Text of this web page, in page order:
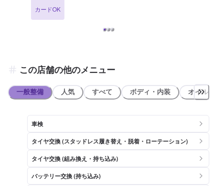
駅方面から国道38号線を白糠町方面に東へ進むと左手に店舗がござい
ます。レストラン 八白様となりにございます。「モダ セルフ」と書
かれた赤い大きな看板が目印です。
カードOK
この店舗の他のメニュー
一般整備 人気 すべて ボディ・内装 オイル類
車検
タイヤ交換 (スタッドレス履き替え・脱着・ローテーション)
タイヤ交換 (組み換え・持ち込み)
バッテリー交換 (持ち込み)